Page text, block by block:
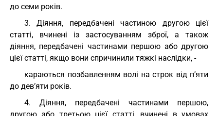
до семи років.
3. Діяння, передбачені частиною другою цієї
статті, вчинені із застосуванням зброї, а також
діяння, передбачені частинами першою або другою
цієї статті, якщо вони спричинили тяжкі наслідки, -
караються позбавленням волі на строк від п’яти
до дев’яти років.
4. Діяння, передбачені частинами першою,